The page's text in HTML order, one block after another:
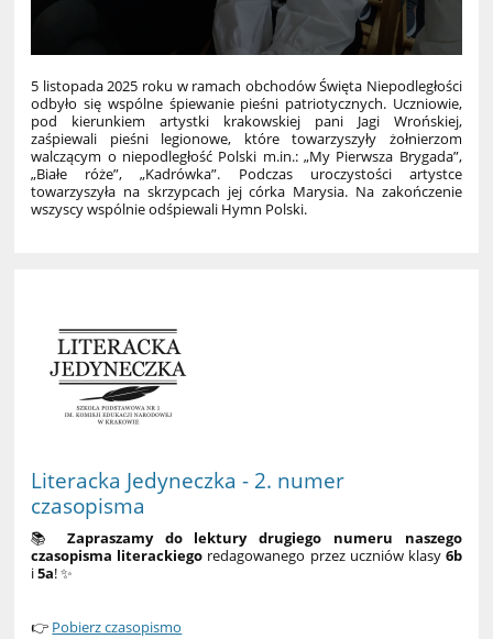
5 listopada 2025 roku w ramach obchodów Święta Niepodległości
odbyło się wspólne śpiewanie pieśni patriotycznych. Uczniowie,
pod kierunkiem artystki krakowskiej pani Jagi Wrońskiej,
zaśpiewali pieśni legionowe, które towarzyszyły żołnierzom
walczącym o niepodległość Polski m.in.: „My Pierwsza Brygada”,
„Białe róże”, „Kadrówka”. Podczas uroczystości artystce
towarzyszyła na skrzypcach jej córka Marysia. Na zakończenie
wszyscy wspólnie odśpiewali Hymn Polski.
Literacka Jedyneczka - 2. numer
czasopisma
📚 Zapraszamy do lektury drugiego numeru naszego
czasopisma literackiego redagowanego przez uczniów klasy 6b
i5a! ✨
👉 Pobierz czasopismo